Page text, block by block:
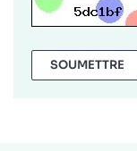
SOUMETTRE